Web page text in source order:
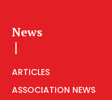
News
ARTICLES
ASSOCIATION NEWS